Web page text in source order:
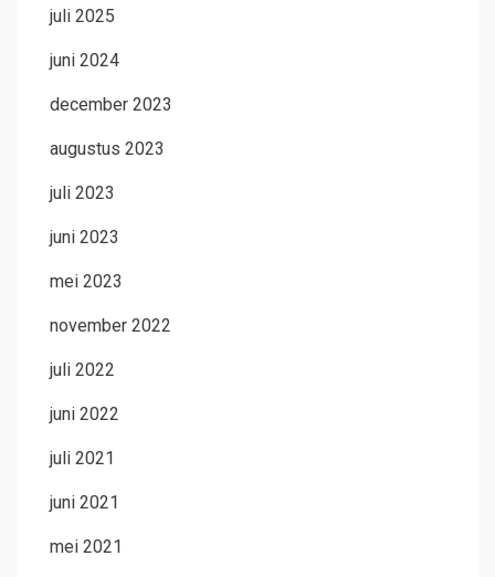
juli 2025
juni 2024
december 2023
augustus 2023
juli 2023
juni 2023
mei 2023
november 2022
juli 2022
juni 2022
juli 2021
juni 2021
mei 2021